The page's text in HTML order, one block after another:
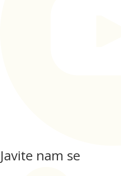
Javite nam se